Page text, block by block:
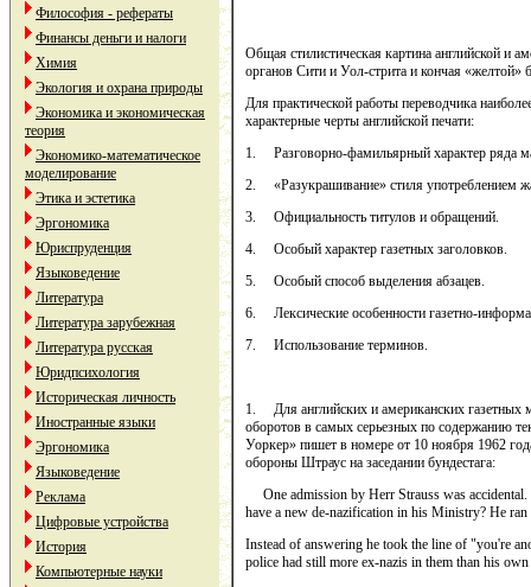
Философия - рефераты
Финансы деньги и налоги
Химия
Экология и охрана природы
Экономика и экономическая
теория
Экономико-математическое
моделирование
Этика и эстетика
Эргономика
Юриспруденция
Языковедение
Литература
Литература зарубежная
Литература русская
Юридпсихология
Историческая личность
Иностранные языки
Эргономика
Языковедение
Реклама
Цифровые устройства
История
Компьютерные науки
Общая стилистическая картина английской и
органов Сити и Уол-стрита и кончая «желтой»
Для практической работы переводчика
характерные черты английской печати:
1. Разговорно-фамильярный характер ряда
2. «Разукрашивание» стиля употреблением
3. Официальность титулов и обращений.
4. Особый характер газетных заголовков.
5. Особый способ выделения абзацев.
6. Лексические особенности газетно-
7. Использование терминов.
1. Для английских и американских газетных
оборотов в самых серьезных по содержанию
Уоркер» пишет в номере от 10 ноября 1962
обороны Штраус на заседании бундестага:
One admission by Herr Strauss was accidental.
have a new de-nazification in his Ministry? He
Instead of answering he took the line of "you're
police had still more ex-nazis in them than his